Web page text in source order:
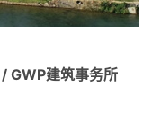
GWP建筑事务所